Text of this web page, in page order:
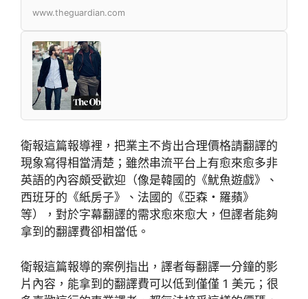
www.theguardian.com
衛報這篇報導裡，把業主不肯出合理價格請翻譯的
現象寫得相當清楚；雖然串流平台上有愈來愈多非
英語的內容頗受歡迎（像是韓國的《魷魚遊戲》、
西班牙的《紙房子》、法國的《亞森・羅蘋》
等），對於字幕翻譯的需求愈來愈大，但譯者能夠
拿到的翻譯費卻相當低。
衛報這篇報導的案例指出，譯者每翻譯一分鐘的影
片內容，能拿到的翻譯費可以低到僅僅 1 美元；很